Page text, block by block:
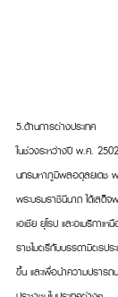
5.ด้านการต่างประเทศ
ในช่วงระหว่างปี พ.ศ.
นทรมหาภูมิพลอดุลยเดช
พระบรมราชินีนาถ ได้เสด็จ
เอเชีย ยุโรป และอเมริกาเ
ราชไมตรีกับบรรดามิตรปร
ขึ้น และเพื่อนำความปรารถ